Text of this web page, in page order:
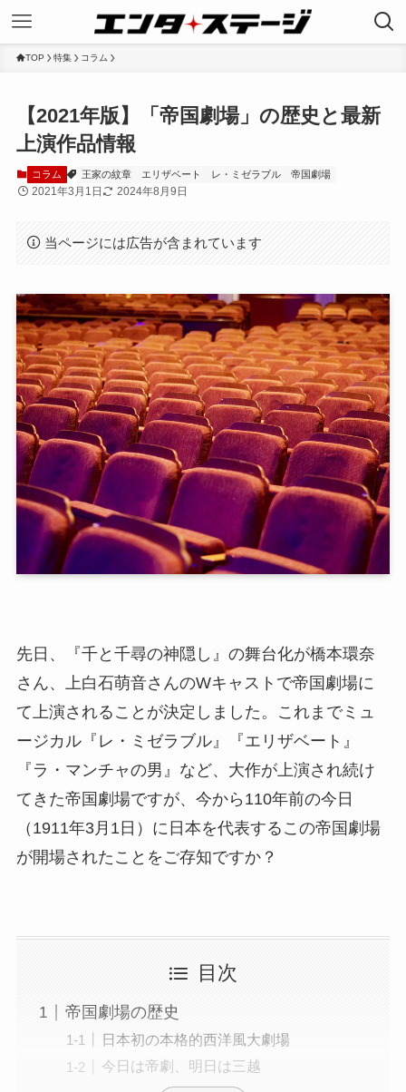
TOP 特集 コラム
【2021年版】「帝国劇場」の歴史と最新
上演作品情報
コラム 王家の紋章 エリザベート レ・ミゼラブル 帝国劇場
2021年3月1日 2024年8月9日
当ページには広告が含まれています
先日、『千と千尋の神隠し』の舞台化が橋本環奈
さん、上白石萌音さんのWキャストで帝国劇場に
て上演されることが決定しました。これまでミュ
ージカル『レ・ミゼラブル』『エリザベート』
『ラ・マンチャの男』など、大作が上演され続け
てきた帝国劇場ですが、今から110年前の今日
（1911年3月1日）に日本を代表するこの帝国劇場
が開場されたことをご存知ですか？
目次
帝国劇場の歴史
日本初の本格的西洋風大劇場
今日は帝劇、明日は三越